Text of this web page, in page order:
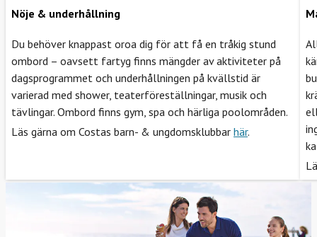
Nöje & underhållning
Du behöver knappast oroa dig för att få en tråkig stund
ombord – oavsett fartyg finns mängder av aktiviteter på
dagsprogrammet och underhållningen på kvällstid är
varierad med shower, teaterföreställningar, musik och
tävlingar. Ombord finns gym, spa och härliga poolområden.
Läs gärna om Costas barn- & ungdomsklubbar här.